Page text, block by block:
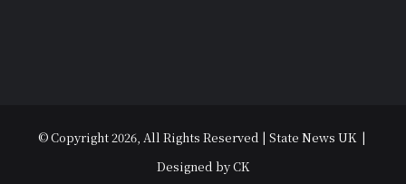
© Copyright 2026, All Rights Reserved | State News UK |
Designed by CK